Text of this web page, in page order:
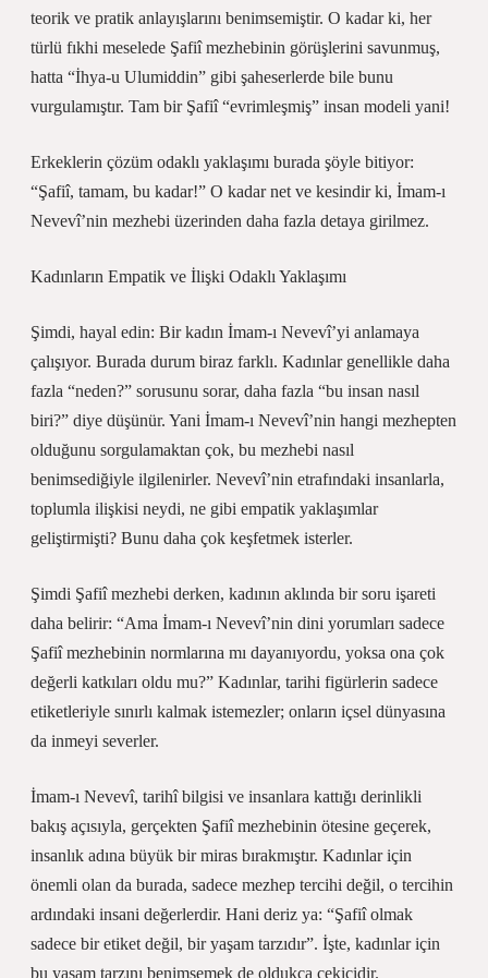
teorik ve pratik anlayışlarını benimsemiştir. O kadar ki, her
türlü fıkhi meselede Şafiî mezhebinin görüşlerini savunmuş,
hatta “İhya-u Ulumiddin” gibi şaheserlerde bile bunu
vurgulamıştır. Tam bir Şafiî “evrimleşmiş” insan modeli yani!
Erkeklerin çözüm odaklı yaklaşımı burada şöyle bitiyor:
“Şafiî, tamam, bu kadar!” O kadar net ve kesindir ki, İmam-ı
Nevevî’nin mezhebi üzerinden daha fazla detaya girilmez.
Kadınların Empatik ve İlişki Odaklı Yaklaşımı
Şimdi, hayal edin: Bir kadın İmam-ı Nevevî’yi anlamaya
çalışıyor. Burada durum biraz farklı. Kadınlar genellikle daha
fazla “neden?” sorusunu sorar, daha fazla “bu insan nasıl
biri?” diye düşünür. Yani İmam-ı Nevevî’nin hangi mezhepten
olduğunu sorgulamaktan çok, bu mezhebi nasıl
benimsediğiyle ilgilenirler. Nevevî’nin etrafındaki insanlarla,
toplumla ilişkisi neydi, ne gibi empatik yaklaşımlar
geliştirmişti? Bunu daha çok keşfetmek isterler.
Şimdi Şafiî mezhebi derken, kadının aklında bir soru işareti
daha belirir: “Ama İmam-ı Nevevî’nin dini yorumları sadece
Şafiî mezhebinin normlarına mı dayanıyordu, yoksa ona çok
değerli katkıları oldu mu?” Kadınlar, tarihi figürlerin sadece
etiketleriyle sınırlı kalmak istemezler; onların içsel dünyasına
da inmeyi severler.
İmam-ı Nevevî, tarihî bilgisi ve insanlara kattığı derinlikli
bakış açısıyla, gerçekten Şafiî mezhebinin ötesine geçerek,
insanlık adına büyük bir miras bırakmıştır. Kadınlar için
önemli olan da burada, sadece mezhep tercihi değil, o tercihin
ardındaki insani değerlerdir. Hani deriz ya: “Şafiî olmak
sadece bir etiket değil, bir yaşam tarzıdır”. İşte, kadınlar için
bu yaşam tarzını benimsemek de oldukça çekicidir.